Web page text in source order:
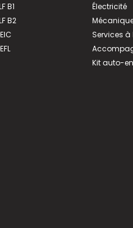
B1
B2
Électricité
Services
Kit auto-